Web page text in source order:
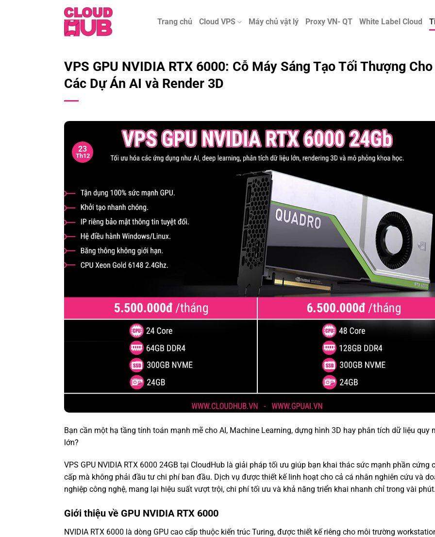
Trang chủ Cloud VPS Máy chủ vật lý Proxy VN- QT White Label Cloud
VPS GPU NVIDIA RTX 6000: Cỗ Máy Sáng Tạo Tối Thượng Cho
Các Dự Án AI và Render 3D
23
Th12
Bạn cần một hạ tầng tính toán mạnh mẽ cho AI, Machine Learning, dựng hình 3D hay phân tích dữ liệu quy
lớn?
VPS GPU NVIDIA RTX 6000 24GB tại CloudHub là giải pháp tối ưu giúp bạn khai thác sức mạnh phần cứng
cấp mà không phải đầu tư chi phí ban đầu. Dịch vụ được thiết kế linh hoạt cho cả cá nhân nghiên cứu và
nghiệp công nghệ, mang lại hiệu suất vượt trội, chi phí tối ưu và khả năng triển khai nhanh chỉ trong vài phút.
Giới thiệu về GPU NVIDIA RTX 6000
NVIDIA RTX 6000 là dòng GPU cao cấp thuộc kiến trúc Turing, được thiết kế riêng cho môi trường